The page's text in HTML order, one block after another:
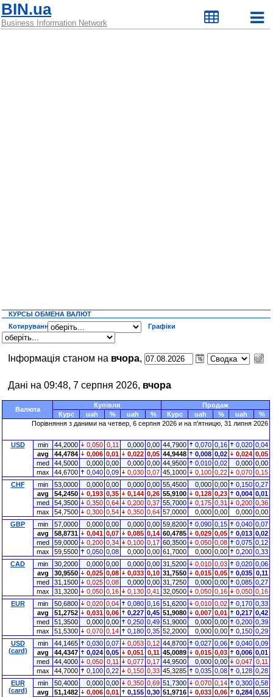
BIN.ua
Business Information Network
КУРСЫ ОБМЕНА ВАЛЮТ
Котирування
Графіки
Інформація станом на вчора,
Дані на 09:48, 7 серпня 2026, вчора
Валюта
Купівля
Продаж
Курс
uah % uah % Курс uah % uah
%
Порівняння з даними на четвер, 6 серпня 2026 и на п'ятницю, 31 липня 2026
USD min 44,2000 0,050 0,11 0,000 0,00 44,7900 0,070 0,16 0,020 0,04
avg
44,4784 0,006 0,01 0,022 0,05 44,9448 0,008 0,02 0,024 0,05
med
44,5000 0,000 0,00 0,000 0,00 44,9500 0,010 0,02 0,000 0,00
max
44,6700 0,040 0,09 0,030 0,07 45,1000 0,100 0,22 0,070 0,15
CHF
min 53,0000 0,000 0,00 0,000 0,00 55,4500 0,000 0,00 0,150 0,27
avg
54,2450 0,193 0,35 0,144 0,26 55,9100 0,128 0,23 0,004 0,01
med
54,3500 0,350 0,64 0,200 0,37 55,7000 0,175 0,31 0,200 0,36
max
54,7500 0,300 0,54 0,350 0,64 57,0000 0,000 0,00 0,000 0,00
GBP
min 57,0000 0,000 0,00 0,000 0,00 59,8200 0,090 0,15 0,040 0,07
avg
58,8731 0,041 0,07 0,085 0,14 60,4785 0,029 0,05 0,013 0,02
med
59,0000 0,200 0,34 0,100 0,17 60,3500 0,050 0,08 0,075 0,12
max
59,5500 0,050 0,08 0,000 0,00 61,7000 0,000 0,00 0,200 0,33
CAD
min 30,2000 0,000 0,00 0,000 0,00 31,5200 0,010 0,03 0,020 0,06
avg
30,9550 0,025 0,08 0,033 0,10 31,7550 0,015 0,05 0,035 0,11
med
31,1500 0,025 0,08 0,000 0,00 31,7250 0,000 0,00 0,085 0,27
max
31,3200 0,050 0,16 0,130 0,41 32,0500 0,050 0,16 0,050 0,16
EUR
min 50,6800 0,020 0,04 0,080 0,16 51,6200 0,010 0,02 0,170 0,33
avg
51,2752 0,031 0,06 0,227 0,45 51,9080 0,007 0,01 0,217 0,42
med
51,3500 0,000 0,00 0,250 0,49 51,9000 0,000 0,00 0,200 0,39
max
51,5300 0,070 0,14 0,180 0,35 52,2000 0,000 0,00 0,150 0,29
USD
(card)
min 44,1465 0,030 0,07 0,053 0,12 44,8700 0,027 0,06 0,040 0,09
avg
44,4347 0,024 0,05 0,051 0,11 45,0089 0,015 0,03 0,006 0,01
med
44,4000 0,050 0,11 0,077 0,17 44,9500 0,000 0,00 0,047 0,11
max
44,7000 0,100 0,22 0,150 0,33 45,3285 0,035 0,08 0,128 0,28
EUR
(card)
min 50,4000 0,000 0,00 0,350 0,69 51,7300 0,070 0,14 0,300 0,58
avg
51,1482 0,006 0,01 0,155 0,30 51,9716 0,033 0,06 0,284 0,55